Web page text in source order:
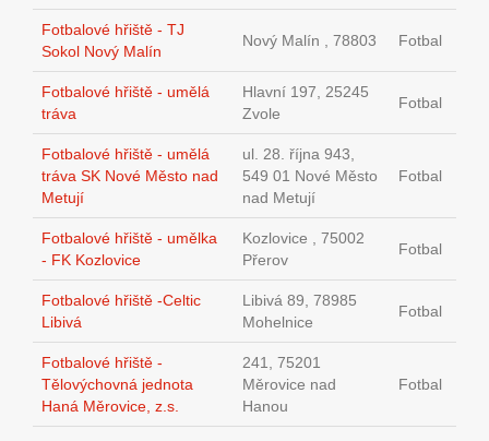
Fotbalové hřiště - TJ
Sokol Nový Malín
Nový Malín , 78803 Fotbal
Fotbalové hřiště - umělá
tráva
Hlavní 197, 25245
Zvole
Fotbal
Fotbalové hřiště - umělá
tráva SK Nové Město nad
Metují
ul. 28. října 943,
549 01 Nové Město
nad Metují
Fotbal
Fotbalové hřiště - umělka
- FK Kozlovice
Kozlovice , 75002
Přerov
Fotbal
Fotbalové hřiště -Celtic
Libivá
Libivá 89, 78985
Mohelnice
Fotbal
Fotbalové hřiště -
Tělovýchovná jednota
Haná Měrovice, z.s.
241, 75201
Měrovice nad
Hanou
Fotbal